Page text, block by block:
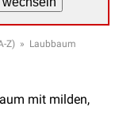
Z) » Laubbaum
mit milden,